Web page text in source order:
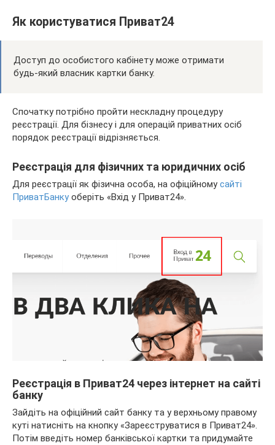
Як користуватися Приват24
Доступ до особистого кабінету може отримати
будь-який власник картки банку.
Спочатку потрібно пройти нескладну процедуру
реєстрації. Для бізнесу і для операцій приватних осіб
порядок реєстрації відрізняється.
Реєстрація для фізичних та юридичних осіб
Для реєстрації як фізична особа, на офіційномусайті
ПриватБанкуоберіть «Вхід у Приват24».
Реєстрація в Приват24 через інтернет на сайті
банку
Зайдіть на офіційний сайт банку та у верхньому правому
куті натисніть на кнопку «Зареєструватися в Приват24».
Потім введіть номер банківської картки та придумайте